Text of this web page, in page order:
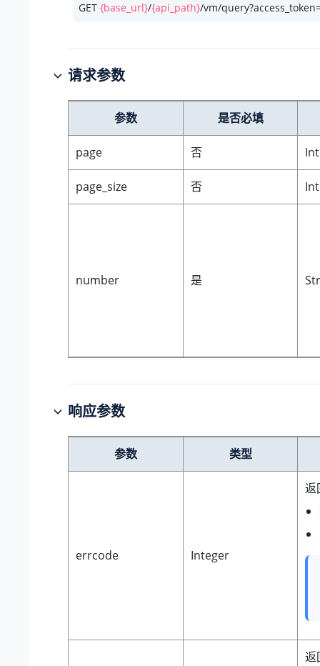
GET {base_url}/{api_path}/vm/
请求参数
参数 是否必填
page 否
page_size 否
number 是
响应参数
参数 类型
errcode Integer
返
返